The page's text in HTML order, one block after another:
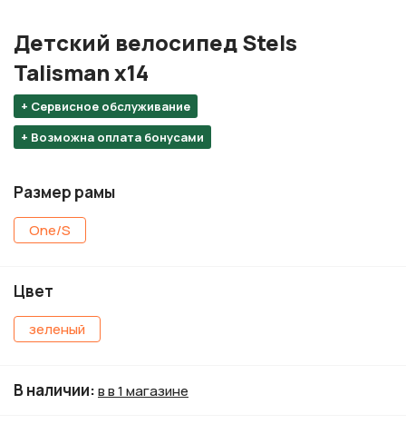
+ Сервисное обслуживание
+ Возможна оплата бонусами
Детский велосипед Stels
Talisman х14
Размер рамы
One/S
Цвет
зеленый
В наличии:в в 1 магазине